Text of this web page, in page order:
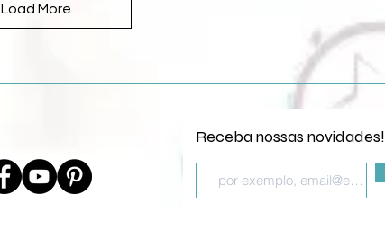
Load More
Receba nossas novidades!